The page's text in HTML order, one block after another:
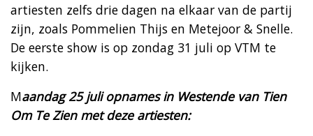
artiesten zelfs drie dagen na elkaar van de partij
zijn, zoals Pommelien Thijs en Metejoor & Snelle.
De eerste show is op zondag 31 juli op VTM te
kijken.
Maandag 25 juli opnames in Westende van Tien
Om Te Zien met deze artiesten: